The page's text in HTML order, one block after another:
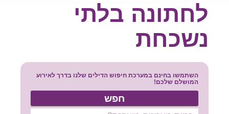
לחתונה בלתי
נשכחת
השתמשו בחינם במערכת חיפוש הדילים שלנו בדרך לאירוע
המושלם שלכם!
חפש